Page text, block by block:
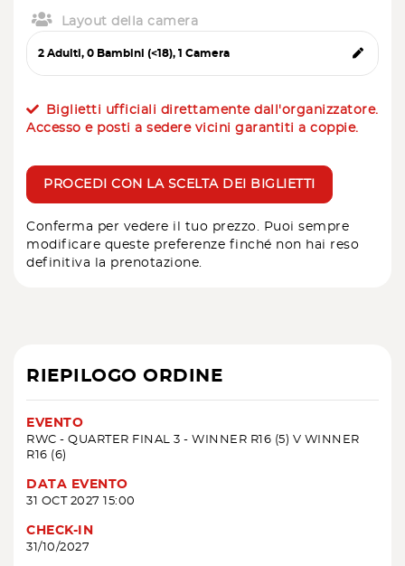
Layout della camera
Biglietti ufficiali direttamente dall'organizzatore.
Accesso e posti a sedere vicini garantiti a coppie.
PROCEDI CON LA SCELTA DEI BIGLIETTI
Conferma per vedere il tuo prezzo. Puoi sempre
modificare queste preferenze finché non hai reso
definitiva la prenotazione.
RIEPILOGO ORDINE
EVENTO
RWC - QUARTER FINAL 3 - WINNER R16 (5) V WINNER
R16 (6)
DATA EVENTO
31 OCT 2027 15:00
CHECK-IN
31/10/2027